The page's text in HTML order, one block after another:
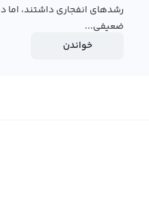
حرفه‌ای می‌توانید با دیگر
رشدهای انفجاری داشتند،
ضعیفی...
خواندن